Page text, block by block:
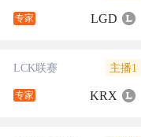
专家 LGD
LCK联赛 主播1
专家 KRX